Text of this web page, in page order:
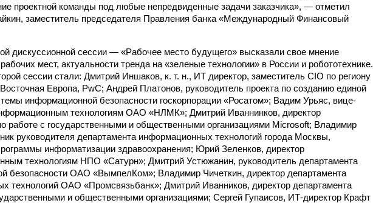
проектной команды под любые непредвиденные задачи заказчика», — отметил
заместитель председателя Правления банка «Международный Финансовый
дискуссионной сессии — «Рабочее место будущего» высказали свое мнение
мест, актуальности тренда на «зеленые технологии» в России и робототехнике.
сессии стали: Дмитрий Иншаков, к. т. н., ИТ директор, заместитель CIO по региону
Европа, PwC; Андрей Платонов, руководитель проекта по созданию единой
информационной безопасности госкорпорации «Росатом»; Вадим Урьяс, вице-
технологиям ОАО «НЛМК»; Дмитрий Иваннинков, директор
работе с государственными и общественными организациями Microsoft; Владимир
руководителя департамента информационных технологий города Москвы,
информатизации здравоохранения; Юрий Зеленков, директор
технологиям НПО «Сатурн»; Дмитрий Устюжанин, руководитель департамента
безопасности ОАО «ВымпелКом»; Владимир Чичеткин, директор департамента
технологий ОАО «Промсвязьбанк»; Дмитрий Иванников, директор департамента
и общественными организациями; Сергей Гупаисов, ИТ-директор Крафт